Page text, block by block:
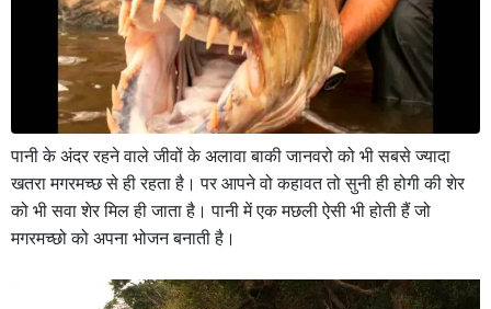
पानी के अंदर रहने वाले जीवों के अलावा बाकी जानवरो को भी सबसे ज्यादा
खतरा मगरमच्छ से ही रहता है। पर आपने वो कहावत तो सुनी ही होगी की शेर
को भी सवा शेर मिल ही जाता है। पानी में एक मछली ऐसी भी होती हैं जो
मगरमच्छो को अपना भोजन बनाती है।